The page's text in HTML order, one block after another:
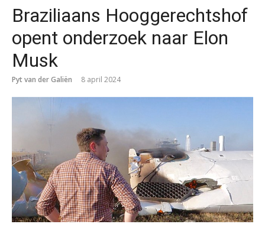
Braziliaans Hooggerechtshof
opent onderzoek naar Elon
Musk
Pyt van der Galiën 8 april 2024